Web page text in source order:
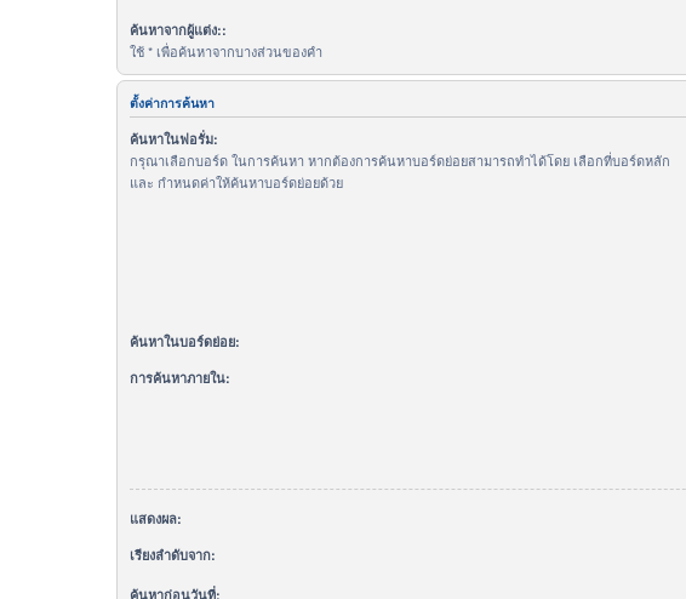
ค้นหาจากผู้แต่ง::
ใช้ * เพื่อค้นหาจากบางส่วนของคำ
ตั้งค่าการค้นหา
ค้นหาในฟอรั่ม:
กรุณาเลือกบอร์ด ในการค้นหา หากต้องการค้นหาบอร์ดย่อยสามารถทำได้โดย เลือกที่บอร์ดหลัก
และ กำหนดค่าให้ค้นหาบอร์ดย่อยด้วย
ค้นหาในบอร์ดย่อย:
การค้นหาภายใน:
แสดงผล:
เรียงลำดับจาก:
ค้นหาก่อนวันที่: